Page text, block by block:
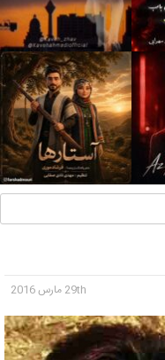
29th مارس 2016